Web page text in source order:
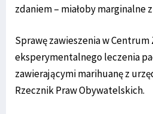
zdaniem – miałoby marginalne
Sprawę zawieszenia w
eksperymentalnego leczenia
zawierającymi marihuanę z
Rzecznik Praw Obywatelskich.